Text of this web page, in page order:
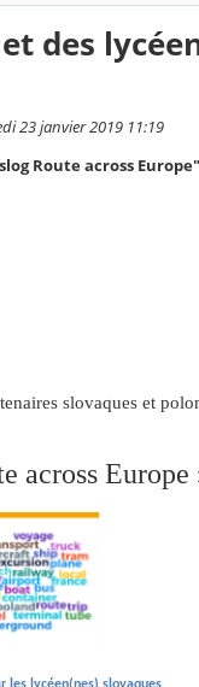
des
23 janvier 2019 11:19
Route across Europe"
slovaques et
across Europe